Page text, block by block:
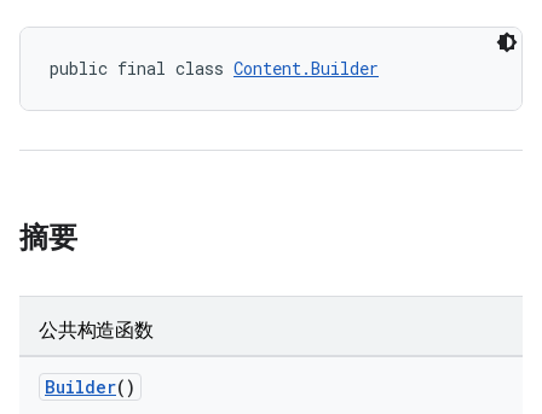
public final class Content.Builder
摘要
公共构造函数
Builder()